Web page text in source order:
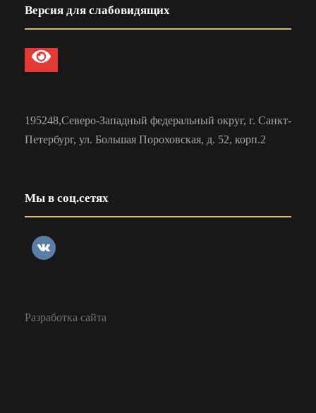
Версия для слабовидящих
195248,Северо-Западный федеральный округ, г. Санкт-
Петербург, ул. Большая Пороховская, д. 52, корп.2
Мы в соц.сетях
Разработка сайта